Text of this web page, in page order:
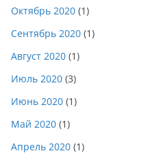
Октябрь 2020 (1)
Сентябрь 2020 (1)
Август 2020 (1)
Июль 2020 (3)
Июнь 2020 (1)
Май 2020 (1)
Апрель 2020 (1)